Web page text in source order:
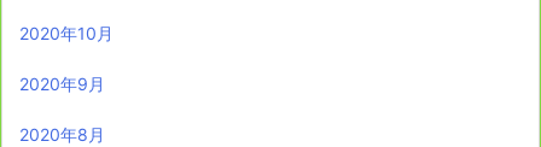
2020年10月
2020年9月
2020年8月